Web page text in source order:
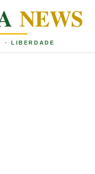
NEWS
· LIBERDADE